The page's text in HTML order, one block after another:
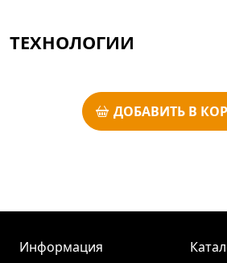
ТЕХНОЛОГИИ
ДОБАВИТЬ В
Информация